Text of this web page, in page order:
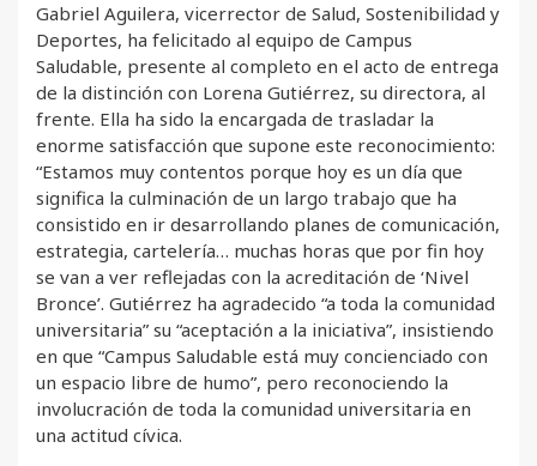
Gabriel Aguilera, vicerrector de Salud, Sostenibilidad y
Deportes, ha felicitado al equipo de Campus
Saludable, presente al completo en el acto de entrega
de la distinción con Lorena Gutiérrez, su directora, al
frente. Ella ha sido la encargada de trasladar la
enorme satisfacción que supone este reconocimiento:
“Estamos muy contentos porque hoy es un día que
significa la culminación de un largo trabajo que ha
consistido en ir desarrollando planes de comunicación,
estrategia, cartelería… muchas horas que por fin hoy
se van a ver reflejadas con la acreditación de ‘Nivel
Bronce’. Gutiérrez ha agradecido “a toda la comunidad
universitaria” su “aceptación a la iniciativa”, insistiendo
en que “Campus Saludable está muy concienciado con
un espacio libre de humo”, pero reconociendo la
involucración de toda la comunidad universitaria en
una actitud cívica.